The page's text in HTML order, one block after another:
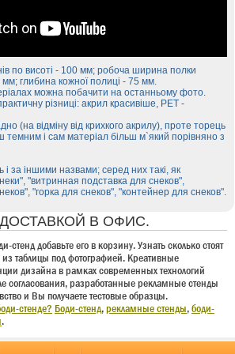
В ОФИС.
стенд добавьте его в корзину. Узнать сколько стоят
таблицы под фотографией. Креативные
дизайна в рамках современных технологий
согласования, разработанные рекламные стенды
и Вы получаете тестовые образцы.
стенде? Боди-стенд,рекламные стенды,боди-
.
по висоті - 100 мм; робоча ширина полки
мм; глибина кожної полиці - 75 мм.
можна побачити на останньому фото.
різниці: акрил красивіше, PET -
(на відміну від крихкого акрилу), проте торець
темним і сам матеріал більш м`який порівняно з
за іншими назвами; серед них такі, як
"витринная подставка для снеков",
"горка для снеков", "контейнер для снеков".